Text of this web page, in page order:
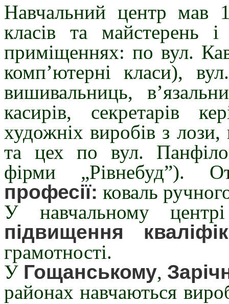
Навчальний центр мав
класів та майстерень
приміщеннях: по вул.
комп’ютерні класи),
вишивальниць,
касирів, секретарів
художніх виробів з лози,
та цех по вул.
фірми „Рівнебуд”).
професії: коваль
У навчальному
підвищення
грамотності.
У Гощанському,
районах навчаються